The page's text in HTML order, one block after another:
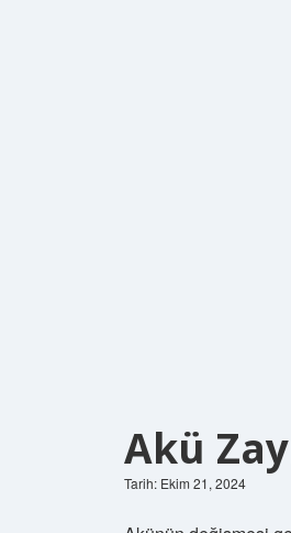
Akü
Tarih: Ekim 21, 2024